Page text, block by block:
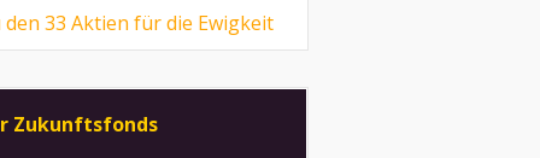
den 33 Aktien für die Ewigkeit
Zukunftsfonds